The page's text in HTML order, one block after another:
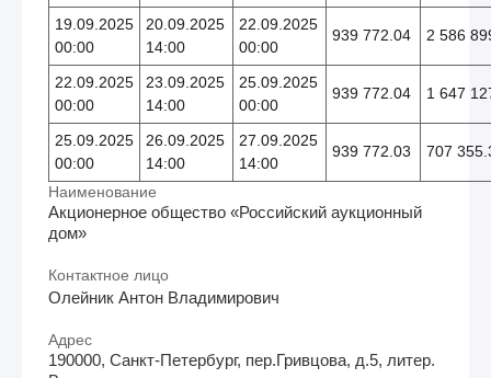
19.09.2025
00:00
20.09.2025
14:00
22.09.2025
00:00
939 772.04 2 586
22.09.2025
00:00
23.09.2025
14:00
25.09.2025
00:00
939 772.04 1 647
25.09.2025
00:00
26.09.2025
14:00
27.09.2025
14:00
939 772.03 707
Наименование
Акционерное общество «Российский аукционный
дом»
Контактное лицо
Олейник Антон Владимирович
Адрес
190000, Санкт-Петербург, пер.Гривцова, д.5, литер.